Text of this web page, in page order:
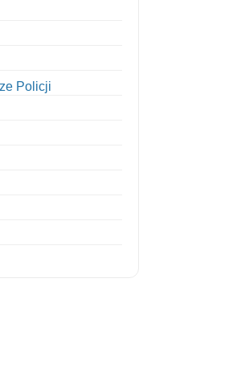
Policji